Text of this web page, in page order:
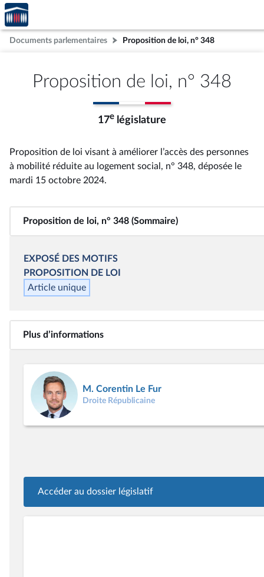
Aller au contenu
Aller en bas de la page
Accèder
à la
page
d'accueil
Documents parlementaires Proposition de loi, n° 348
Proposition de loi, n° 348
17e législature
Proposition de loi visant à améliorer l’accès des personnes
à mobilité réduite au logement social, n° 348, déposée le
mardi 15 octobre 2024.
Proposition de loi, n° 348 (Sommaire)
EXPOSÉ DES MOTIFS
PROPOSITION DE LOI
Article unique
Plus d’informations
M. Corentin Le Fur
Droite Républicaine
Accéder au dossier législatif